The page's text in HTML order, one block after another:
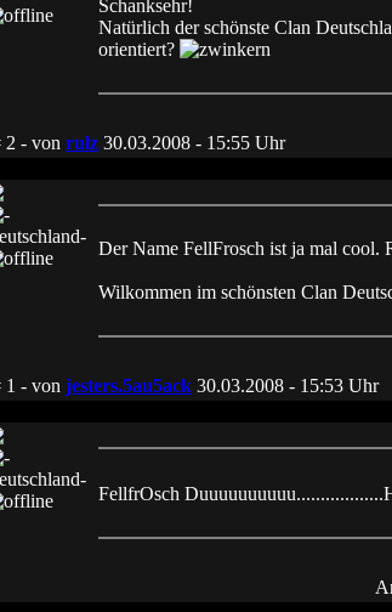
Schanksehr!
Natürlich der schönste Clan
orientiert?
- von rulz 30.03.2008 - 15:55 Uhr
Der Name FellFrosch ist ja mal cool.
Wilkommen im schönsten Clan
- von jesters.5au5ack 30.03.2008 - 15:53 Uhr
FellfrOsch